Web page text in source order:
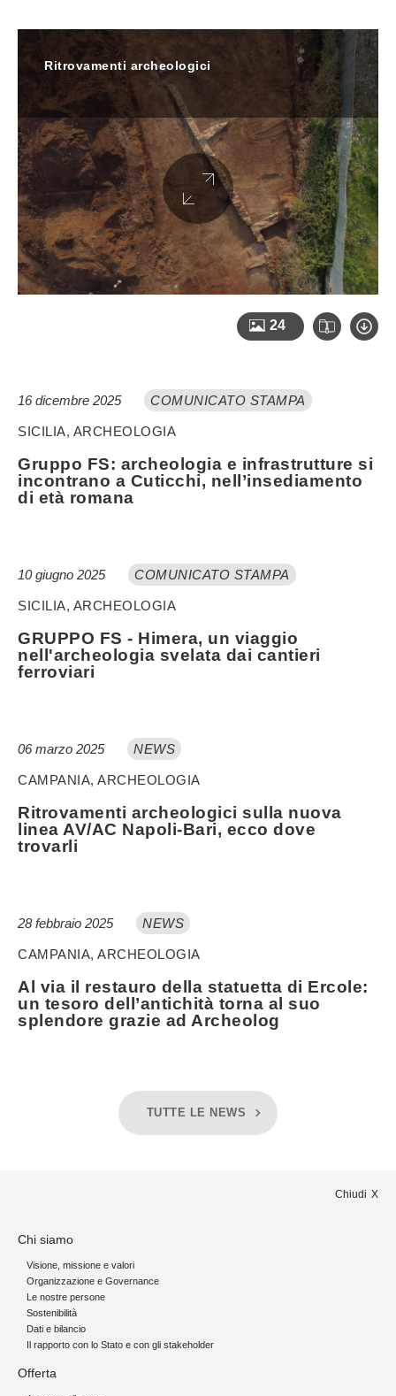
Ritrovamenti archeologici
24
16 dicembre 2025 COMUNICATO STAMPA
SICILIA, ARCHEOLOGIA
Gruppo FS: archeologia e infrastrutture si
incontrano a Cuticchi, nell’insediamento
di età romana
10 giugno 2025 COMUNICATO STAMPA
SICILIA, ARCHEOLOGIA
GRUPPO FS - Himera, un viaggio
nell'archeologia svelata dai cantieri
ferroviari
06 marzo 2025 NEWS
CAMPANIA, ARCHEOLOGIA
Ritrovamenti archeologici sulla nuova
linea AV/AC Napoli-Bari, ecco dove
trovarli
28 febbraio 2025 NEWS
CAMPANIA, ARCHEOLOGIA
Al via il restauro della statuetta di Ercole:
un tesoro dell’antichità torna al suo
splendore grazie ad Archeolog
TUTTE LE NEWS
Chiudi
Chi siamo
Visione, missione e valori
Organizzazione e Governance
Le nostre persone
Sostenibilità
Dati e bilancio
Il rapporto con lo Stato e con gli stakeholder
Offerta